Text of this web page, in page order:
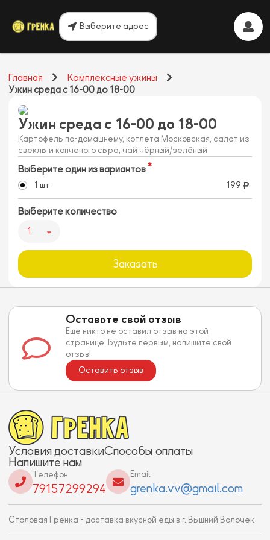
Выберите адрес
Главная
Комплексные ужины
Ужин среда с 16-00 до 18-00
Ужин среда с 16-00 до 18-00
Картофель по-домашнему, котлета Московская, салат из
свеклы и копченого сыра, чай чёрный/зелёный
Выберите один из вариантов
1 шт 199
Выберите количество
1
Заказать
Оставьте свой отзыв
Еще никто не оставил отзыв на этой
странице. Будьте первым, напишите свой
отзыв!
Оставить отзыв
Условия доставкиСпособы оплаты
Напишите нам
Телефон
79157299294
Email
grenka.vv@gmail.com
Столовая Гренка - доставка вкусной еды в г. Вышний Волочек